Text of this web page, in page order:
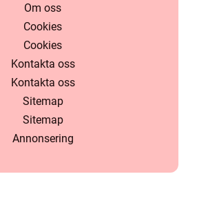
Om oss
Cookies
Cookies
Kontakta oss
Kontakta oss
Sitemap
Sitemap
Annonsering